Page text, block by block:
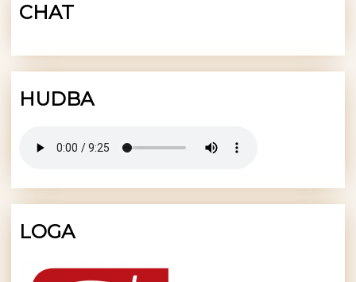
CHAT
HUDBA
LOGA